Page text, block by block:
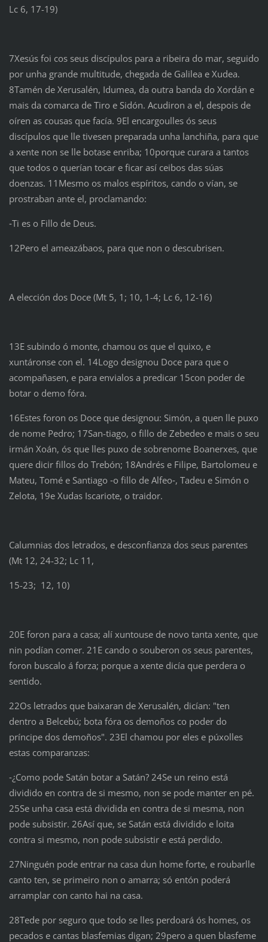
Lc 6, 17-19)
7Xesús foi cos seus discípulos para a ribeira do mar, seguido
por unha grande multitude, chegada de Galilea e Xudea.
8Tamén de Xerusalén, Idumea, da outra banda do Xordán e
mais da comarca de Tiro e Sidón. Acudiron a el, despois de
oíren as cousas que facía. 9El encargoulles ós seus
discípulos que lle tivesen preparada unha lanchiña, para que
a xente non se lle botase enriba; 10porque curara a tantos
que todos o querían tocar e ficar así ceibos das súas
doenzas. 11Mesmo os malos espíritos, cando o vían, se
prostraban ante el, proclamando:
‑Ti es o Fillo de Deus.
12Pero el ameazábaos, para que non o descubrisen.
A elección dos Doce (Mt 5, 1; 10, 1-4; Lc 6, 12-16)
13E subindo ó monte, chamou os que el quixo, e
xuntáronse con el. 14Logo designou Doce para que o
acompañasen, e para envialos a predicar 15con poder de
botar o demo fóra.
16Estes foron os Doce que designou: Simón, a quen lle puxo
de nome Pedro; 17San-tiago, o fillo de Zebedeo e mais o seu
irmán Xoán, ós que lles puxo de sobrenome Boanerxes, que
quere dicir fillos do Trebón; 18Andrés e Filipe, Bartolomeu e
Mateu, Tomé e Santiago ‑o fillo de Alfeo‑, Tadeu e Simón o
Zelota, 19e Xudas Iscariote, o traidor.
Calumnias dos letrados, e desconfianza dos seus parentes
(Mt 12, 24-32; Lc 11,
15-23; 12, 10)
20E foron para a casa; alí xuntouse de novo tanta xente, que
nin podían comer. 21E cando o souberon os seus parentes,
foron buscalo á forza; porque a xente dicía que perdera o
sentido.
22Os letrados que baixaran de Xerusalén, dicían: "ten
dentro a Belcebú; bota fóra os demoños co poder do
príncipe dos demoños". 23El chamou por eles e púxolles
estas comparanzas:
‑¿Como pode Satán botar a Satán? 24Se un reino está
dividido en contra de si mesmo, non se pode manter en pé.
25Se unha casa está dividida en contra de si mesma, non
pode subsistir. 26Así que, se Satán está dividido e loita
contra si mesmo, non pode subsistir e está perdido.
27Ninguén pode entrar na casa dun home forte, e roubarlle
canto ten, se primeiro non o amarra; só entón poderá
arramplar con canto hai na casa.
28Tede por seguro que todo se lles perdoará ós homes, os
pecados e cantas blasfemias digan; 29pero a quen blasfeme